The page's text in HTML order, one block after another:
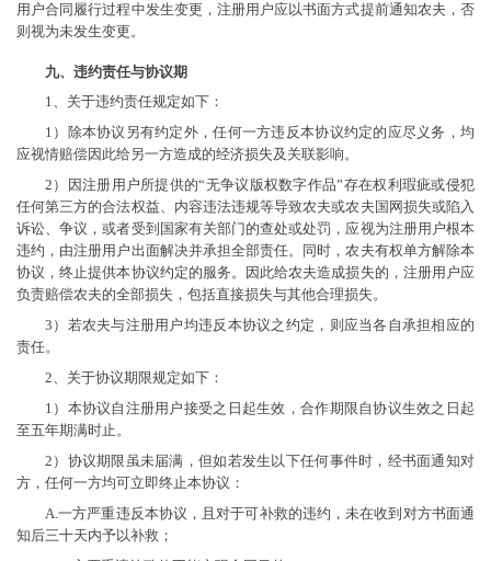
用户合同履行过程中发生变更，注册用户应以书面方式提前通知农夫，否
则视为未发生变更。
九、违约责任与协议期
1、关于违约责任规定如下：
1）除本协议另有约定外，任何一方违反本协议约定的应尽义务，均
应视情赔偿因此给另一方造成的经济损失及关联影响。
2）因注册用户所提供的“无争议版权数字作品”存在权利瑕疵或侵犯
任何第三方的合法权益、内容违法违规等导致农夫或农夫国网损失或陷入
诉讼、争议，或者受到国家有关部门的查处或处罚，应视为注册用户根本
违约，由注册用户出面解决并承担全部责任。同时，农夫有权单方解除本
协议，终止提供本协议约定的服务。因此给农夫造成损失的，注册用户应
负责赔偿农夫的全部损失，包括直接损失与其他合理损失。
3）若农夫与注册用户均违反本协议之约定，则应当各自承担相应的
责任。
2、关于协议期限规定如下：
1）本协议自注册用户接受之日起生效，合作期限自协议生效之日起
至五年期满时止。
2）协议期限虽未届满，但如若发生以下任何事件时，经书面通知对
方，任何一方均可立即终止本协议：
A.一方严重违反本协议，且对于可补救的违约，未在收到对方书面通
知后三十天内予以补救；